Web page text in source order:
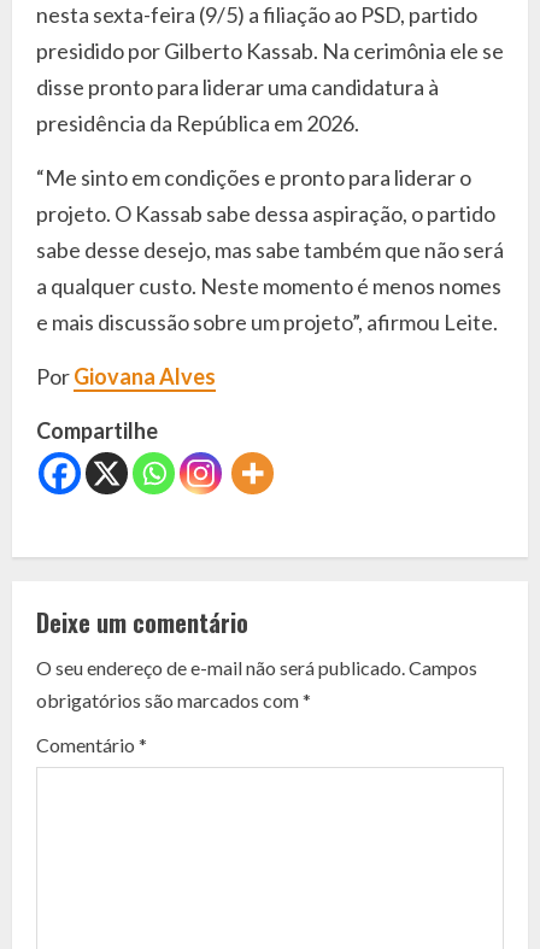
nesta sexta-feira (9/5) a filiação ao PSD, partido
presidido por Gilberto Kassab. Na cerimônia ele se
disse pronto para liderar uma candidatura à
presidência da República em 2026.
“Me sinto em condições e pronto para liderar o
projeto. O Kassab sabe dessa aspiração, o partido
sabe desse desejo, mas sabe também que não será
a qualquer custo. Neste momento é menos nomes
e mais discussão sobre um projeto”, afirmou Leite.
PorGiovana Alves
Compartilhe
C
n
t
i
Deixe um comentário
O seu endereço de e-mail não será publicado.Campos
obrigatórios são marcados com*
Comentário *